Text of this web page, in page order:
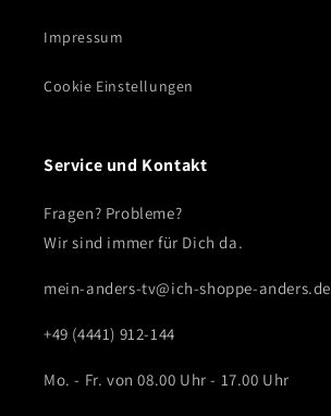
Impressum
Cookie Einstellungen
Service und Kontakt
Fragen? Probleme?
Wir sind immer für Dich da.
mein-anders-tv@ich-shoppe-anders.de
+49 (4441) 912-144
Mo. - Fr. von 08.00 Uhr - 17.00 Uhr